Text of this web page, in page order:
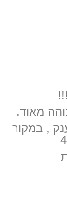
מאוד.
, במקור